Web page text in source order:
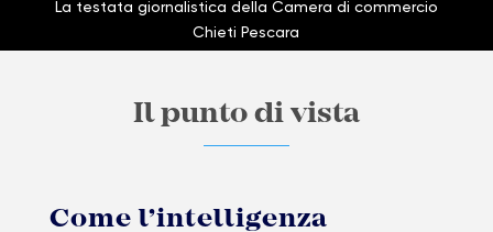
La testata giornalistica della Camera di commercio
Chieti Pescara
Il punto di vista
Come l’intelligenza